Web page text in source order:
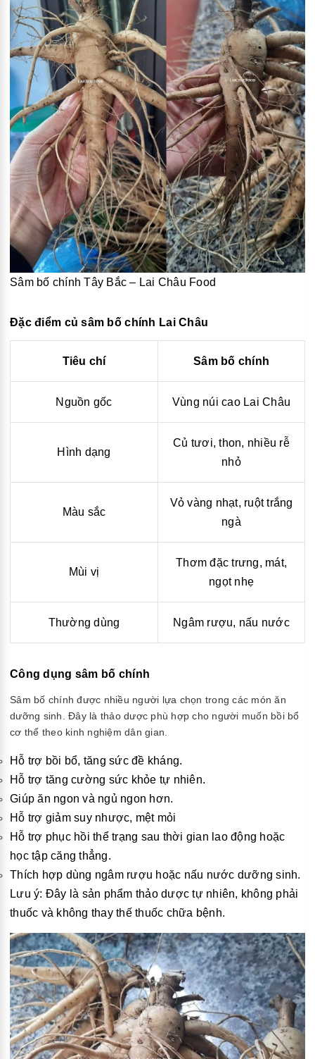
Sâm bố chính Tây Bắc – Lai Châu Food
Đặc điểm củ sâm bố chính Lai Châu
Tiêu chí Sâm bố chính
Nguồn gốc Vùng núi cao Lai Châu
Hình dạng
Củ tươi, thon, nhiều rễ
nhỏ
Màu sắc
Vỏ vàng nhạt, ruột trắng
ngà
Mùi vị
Thơm đặc trưng, mát,
ngọt nhẹ
Thường dùng Ngâm rượu, nấu nước
Công dụng sâm bố chính
Sâm bố chính được nhiều người lựa chọn trong các món ăn
dưỡng sinh. Đây là thảo dược phù hợp cho người muốn bồi bổ
cơ thể theo kinh nghiệm dân gian.
Hỗ trợ bồi bổ, tăng sức đề kháng.
Hỗ trợ tăng cường sức khỏe tự nhiên.
Giúp ăn ngon và ngủ ngon hơn.
Hỗ trợ giảm suy nhược, mệt mỏi
Hỗ trợ phục hồi thể trạng sau thời gian lao động hoặc
học tập căng thẳng.
Thích hợp dùng ngâm rượu hoặc nấu nước dưỡng sinh.
Lưu ý: Đây là sản phẩm thảo dược tự nhiên, không phải
thuốc và không thay thế thuốc chữa bệnh.